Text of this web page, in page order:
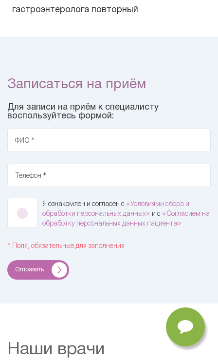
гастроэнтеролога повторный
Записаться на приём
Для записи на приём к специалисту
воспользуйтесь формой:
ФИО *
Телефон *
Я ознакомлен и согласен с «Условиями сбора и
обработки персональных данных» и с «Согласием на
обработку персональных данных пациента»
* Поля, обязательные для заполнения
Отправить
Наши врачи